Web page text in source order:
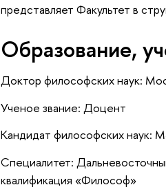
представляет Факультет в
Oбразование,
Доктор философских наук:
Ученое звание: Доцент
Кандидат философских наук:
Специалитет:
квалификация «Философ»